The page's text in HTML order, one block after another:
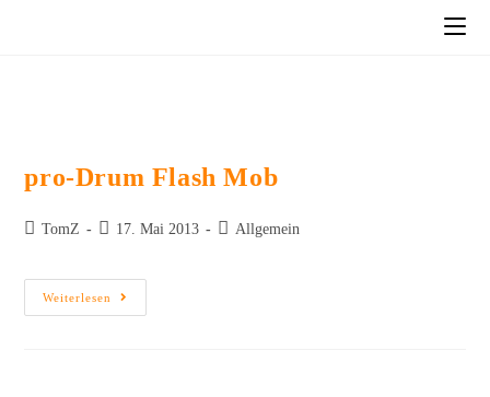
pro-Drum Flash Mob
TomZ 17. Mai 2013 Allgemein
Weiterlesen